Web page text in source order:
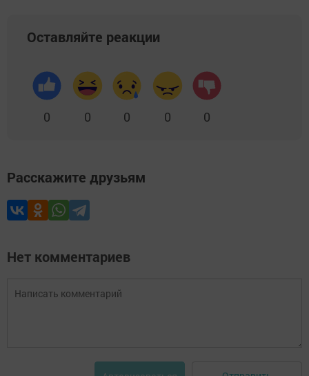
Оставляйте реакции
0 0 0 0 0
Расскажите друзьям
Нет комментариев